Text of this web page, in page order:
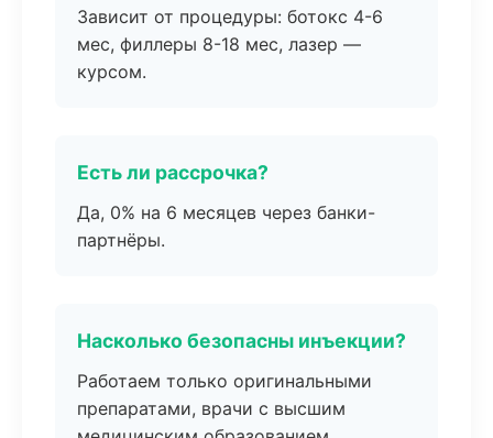
Зависит от процедуры: ботокс 4-6
мес, филлеры 8-18 мес, лазер —
курсом.
Есть ли рассрочка?
Да, 0% на 6 месяцев через банки-
партнёры.
Насколько безопасны инъекции?
Работаем только оригинальными
препаратами, врачи с высшим